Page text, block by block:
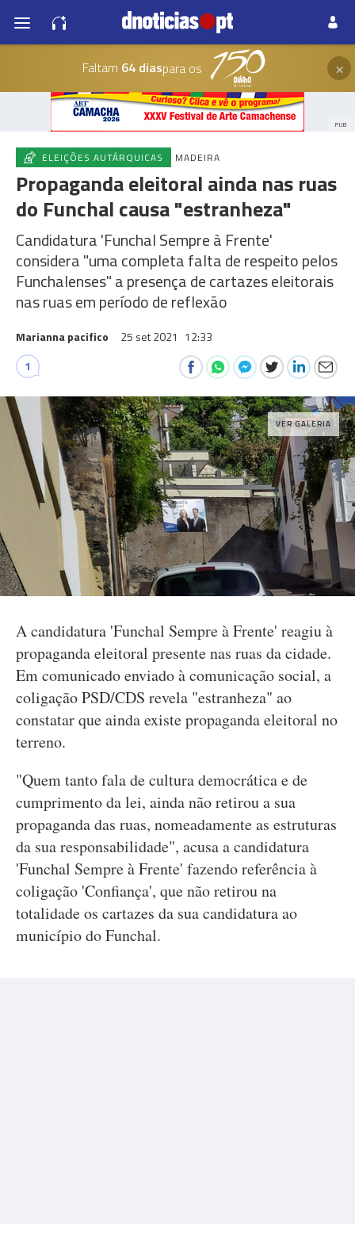
Faltam 64 diaspara os ×
PUB
ELEIÇÕES AUTÁRQUICAS MADEIRA
Propaganda eleitoral ainda nas ruas
do Funchal causa "estranheza"
Candidatura 'Funchal Sempre à Frente'
considera "uma completa falta de respeito pelos
Funchalenses" a presença de cartazes eleitorais
nas ruas em período de reflexão
Marianna pacifico 25 set 2021 12:33
1
VER GALERIA
A candidatura 'Funchal Sempre à Frente' reagiu à
propaganda eleitoral presente nas ruas da cidade.
Em comunicado enviado à comunicação social, a
coligação PSD/CDS revela "estranheza" ao
constatar que ainda existe propaganda eleitoral no
terreno.
"Quem tanto fala de cultura democrática e de
cumprimento da lei, ainda não retirou a sua
propaganda das ruas, nomeadamente as estruturas
da sua responsabilidade", acusa a candidatura
'Funchal Sempre à Frente' fazendo referência à
coligação 'Confiança', que não retirou na
totalidade os cartazes da sua candidatura ao
município do Funchal.